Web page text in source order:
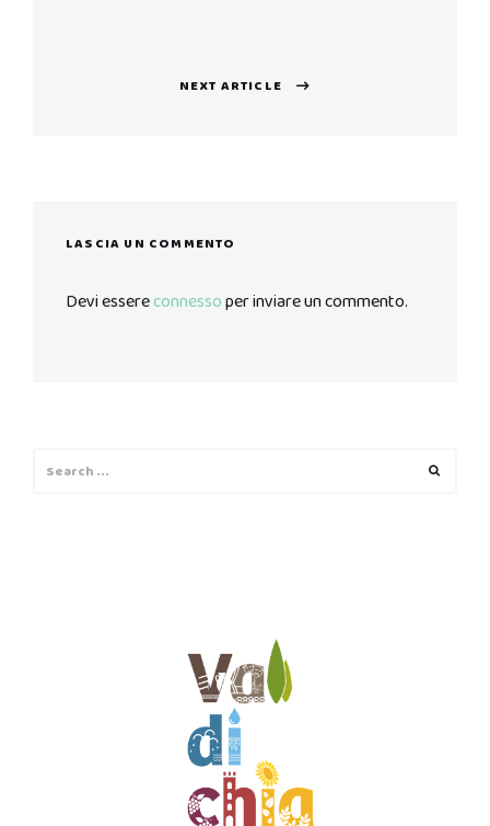
NEXT ARTICLE
LASCIA UN COMMENTO
Devi essereconnessoper inviare un commento.
for: